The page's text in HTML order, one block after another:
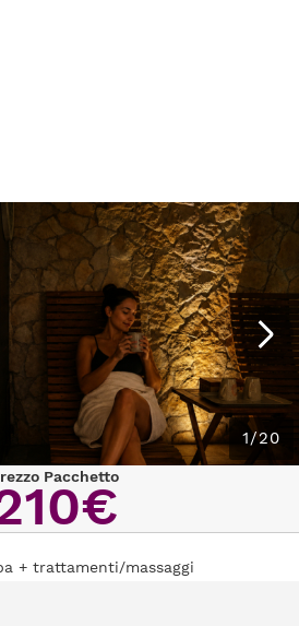
1/20
Pacchetto
+ trattamenti/massaggi